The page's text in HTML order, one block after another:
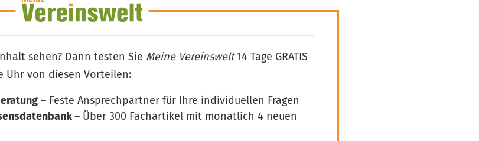
den Demografie-Check
sehen? Dann testen Sie Meine Vereinswelt14 Tage GRATIS
Uhr von diesen Vorteilen:
– Feste Ansprechpartner für Ihre individuellen Fragen
– Über 300 Fachartikel mit monatlich 4 neuen